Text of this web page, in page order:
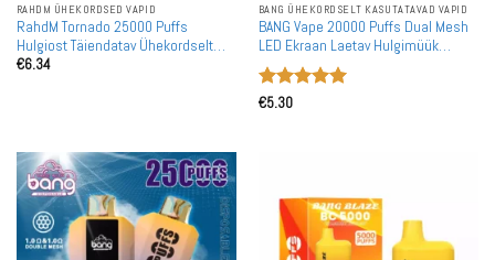
RAHDM ÜHEKORDSED VAPID
RahdM Tornado 25000 Puffs
Hulgiost Täiendatav Ühekordselt
Kasutatav Vape Hulgimüük
€6.34
BANG ÜHEKORDSELT KASUTATAVAD VAPID
BANG Vape 20000 Puffs Dual Mesh
LED Ekraan Laetav Hulgimüük
Ühekordselt Kasutatav Vape
Hulgiostmine
Hinnanguga
€5.30